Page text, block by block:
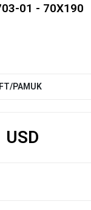
01 - 70X190
PAMUK
USD